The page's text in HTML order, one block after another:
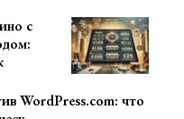
с
WordPress.com: что